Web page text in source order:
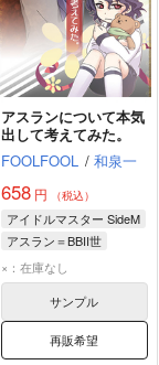
アスランについて本気
出して考えてみた。
FOOLFOOL / 和泉一
658 円 （税込）
アイドルマスター SideM
アスラン＝BBII世
×：在庫なし
サンプル
再販希望